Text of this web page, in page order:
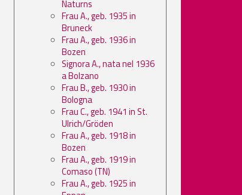
Naturns
Frau A., geb. 1935 in
Bruneck
Frau A., geb. 1936 in
Bozen
Signora A., nata nel 1936
a Bolzano
Frau B., geb. 1930 in
Bologna
Frau C., geb. 1941 in St.
Ulrich/Gröden
Frau A., geb. 1918 in
Bozen
Frau A., geb. 1919 in
Comaso (TN)
Frau A., geb. 1925 in